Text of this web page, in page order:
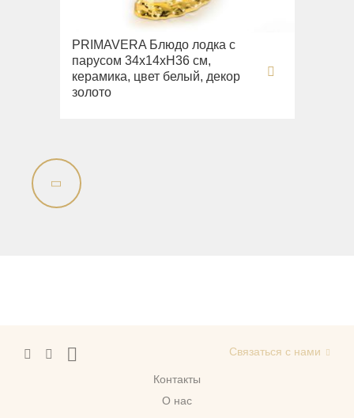
PRIMAVERA Блюдо лодка с
парусом 34х14хН36 см,
керамика, цвет белый, декор
золото
Контакты
О нас
Связаться с нами